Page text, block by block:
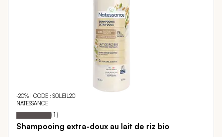
-20% | CODE : SOLEIL20
NATESSANCE
Notation: 100
% of
( 1 )
Shampooing extra-doux au lait de riz bio